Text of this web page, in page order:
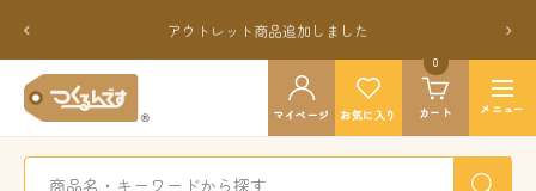
テ
戻
る
アウトレット商品追加しました
次
へ
つ
く
ん
マイページ お気に入り カート
0
ナ
ビ
ゲ
メニュー